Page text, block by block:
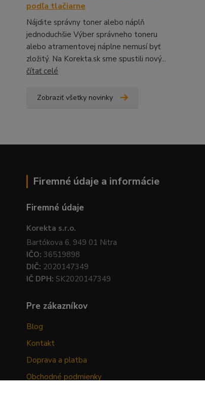
podľa tlačiarne
Nájdite správny toner alebo náplň
jednoduchšie Výber správneho toneru
alebo atramentovej náplne nemusí byť
zložitý. Na Korekta.sk sme spustili nový...
čítať celé
Zobraziť všetky novinky
Firemné údaje a informácie
Firemné údaje
Korekta s.r.o.
Bartókova 6, 949 01 Nitra
IČO: 36519898
DIČ: 2020147349
IČ DPH: SK2020147349
Pre zákazníkov
Blog
Kontakt
Doprava a platba
Obchodné podmienky